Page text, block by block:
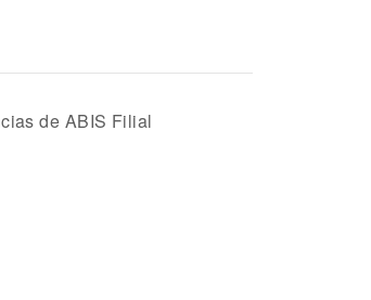
de ABIS Filial